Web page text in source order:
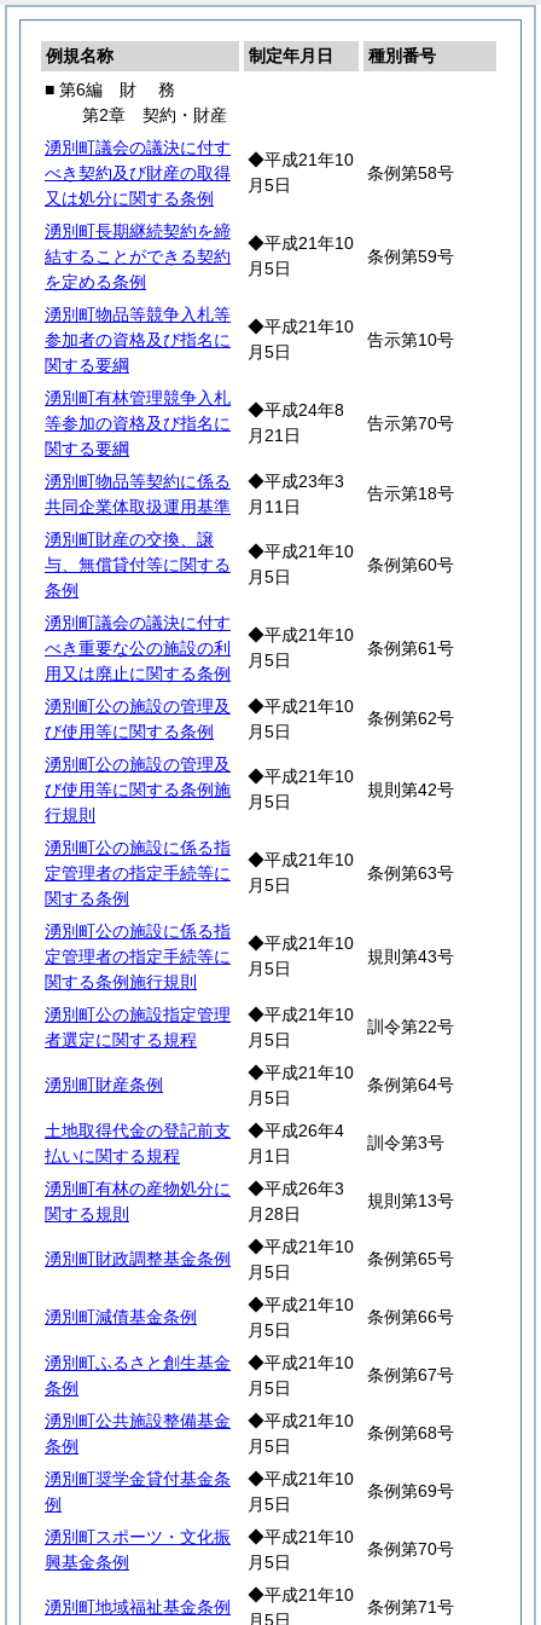
例規名称 制定年月日
種別番号
■ 第6編 財 務
第2章 契約・財産
湧別町議会の議決に付す
べき契約及び財産の取得
又は処分に関する条例
◆平成21年10
月5日
条例第58号
湧別町長期継続契約を締
結することができる契約
を定める条例
◆平成21年10
月5日
条例第59号
湧別町物品等競争入札等
参加者の資格及び指名に
関する要綱
◆平成21年10
月5日
告示第10号
湧別町有林管理競争入札
等参加の資格及び指名に
関する要綱
◆平成24年8
月21日
告示第70号
湧別町物品等契約に係る
共同企業体取扱運用基準
◆平成23年3
月11日
告示第18号
湧別町財産の交換、譲
与、無償貸付等に関する
条例
◆平成21年10
月5日
条例第60号
湧別町議会の議決に付す
べき重要な公の施設の利
用又は廃止に関する条例
◆平成21年10
月5日
条例第61号
湧別町公の施設の管理及
び使用等に関する条例
◆平成21年10
月5日
条例第62号
湧別町公の施設の管理及
び使用等に関する条例施
行規則
◆平成21年10
月5日
規則第42号
湧別町公の施設に係る指
定管理者の指定手続等に
関する条例
◆平成21年10
月5日
条例第63号
湧別町公の施設に係る指
定管理者の指定手続等に
関する条例施行規則
◆平成21年10
月5日
規則第43号
湧別町公の施設指定管理
者選定に関する規程
◆平成21年10
月5日
訓令第22号
湧別町財産条例
◆平成21年10
月5日
条例第64号
土地取得代金の登記前支
払いに関する規程
◆平成26年4
月1日
訓令第3号
湧別町有林の産物処分に
関する規則
◆平成26年3
月28日
規則第13号
湧別町財政調整基金条例
◆平成21年10
月5日
条例第65号
湧別町減債基金条例
◆平成21年10
月5日
条例第66号
湧別町ふるさと創生基金
条例
◆平成21年10
月5日
条例第67号
湧別町公共施設整備基金
条例
◆平成21年10
月5日
条例第68号
湧別町奨学金貸付基金条
例
◆平成21年10
月5日
条例第69号
湧別町スポーツ・文化振
興基金条例
◆平成21年10
月5日
条例第70号
湧別町地域福祉基金条例
◆平成21年10
月5日
条例第71号